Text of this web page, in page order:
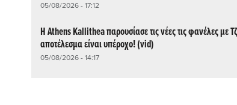
05/08/2026 - 17:12
Η Athens Kallithea παρουσίασε τις νέες τις φανέλες με
αποτέλεσμα είναι υπέροχο! (vid)
05/08/2026 - 14:17